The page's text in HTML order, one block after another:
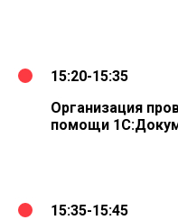
15:20-15:35
Организация
помощи
15:35-15:45